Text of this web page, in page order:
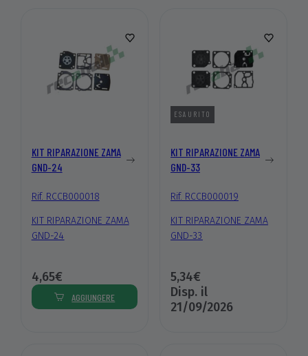
KIT RIPARAZIONE ZAMA
GND-24
Rif. RCCB000018
KIT RIPARAZIONE ZAMA
GND-24
4,65€
AGGIUNGERE
ESAURITO
KIT RIPARAZIONE ZAMA
GND-33
Rif. RCCB000019
KIT RIPARAZIONE ZAMA
GND-33
5,34€
Disp. il
21/09/2026